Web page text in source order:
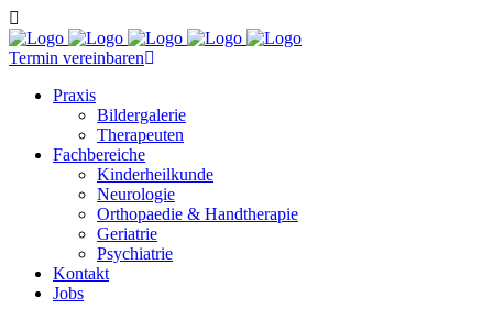
Termin vereinbaren
Praxis
Bildergalerie
Therapeuten
Fachbereiche
Kinderheilkunde
Neurologie
Orthopaedie & Handtherapie
Geriatrie
Psychiatrie
Kontakt
Jobs